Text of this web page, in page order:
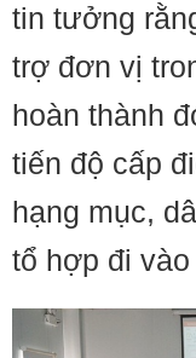
tin tưởng
trợ đơn vị
hoàn thành
tiến độ cấp
hạng mục,
tổ hợp đi